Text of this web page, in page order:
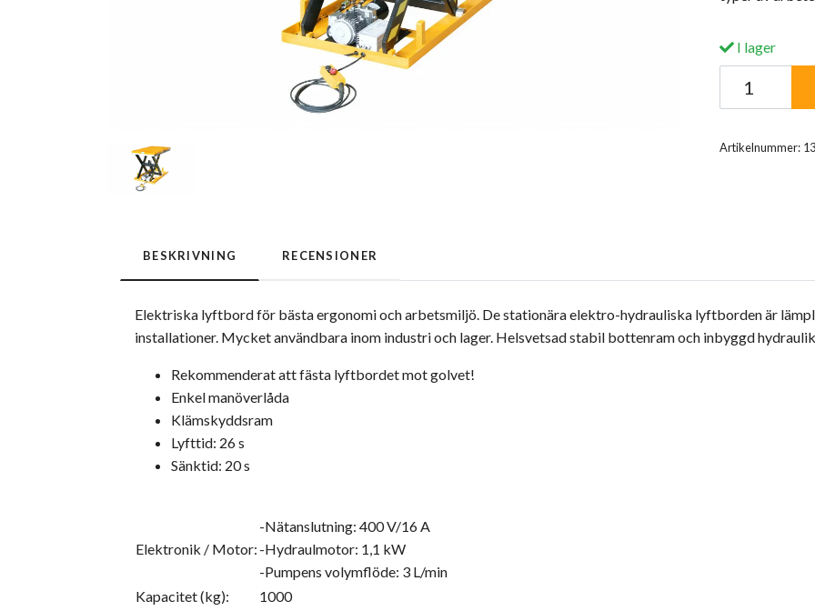
I lager
Artikelnummer:
BESKRIVNING RECENSIONER
Elektriska lyftbord för bästa ergonomi och arbetsmiljö. De stationära elektro-hydrauliska lyftborden är
installationer. Mycket användbara inom industri och lager. Helsvetsad stabil bottenram och inbyggd
Rekommenderat att fästa lyftbordet mot golvet!
Enkel manöverlåda
Klämskyddsram
Lyfttid: 26 s
Sänktid: 20 s
Elektronik / Motor:
-Nätanslutning: 400 V/16 A
-Hydraulmotor: 1,1 kW
-Pumpens volymflöde: 3 L/min
Kapacitet (kg):
1000